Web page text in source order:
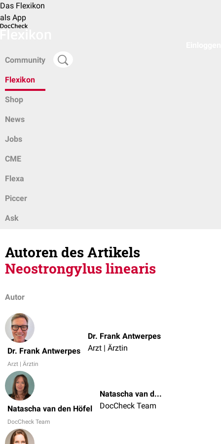
Das Flexikon
als App
Community
Flexikon
Shop
News
Jobs
CME
Flexa
Piccer
Ask
Autoren des Artikels
Neostrongylus linearis
Autor
Dr. Frank Antwerpes
Arzt | Ärztin
Dr. Frank Antwerpes
Arzt | Ärztin
Natascha van den Höfel
DocCheck Team
Natascha van den Höfel
DocCheck Team